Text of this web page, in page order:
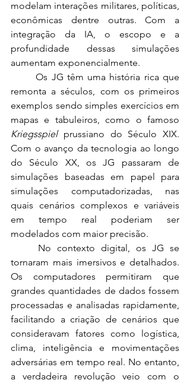
modelam interações militares, políticas,
econômicas dentre outras. Com a
integração da IA, o escopo e a
profundidade dessas simulações
aumentam exponencialmente.
	Os JG têm uma história rica que
remonta a séculos, com os primeiros
exemplos sendo simples exercícios em
Kriegsspiel prussiano do Século XIX.
Com o avanço da tecnologia ao longo
do Século XX, os JG passaram de
simulações baseadas em papel para
simulações computadorizadas, nas
quais cenários complexos e variáveis
em tempo real poderiam ser
modelados com maior precisão.
tornaram mais imersivos e detalhados.
Os computadores permitiram que
grandes quantidades de dados fossem
processadas e analisadas rapidamente,
facilitando a criação de cenários que
consideravam fatores como logística,
clima, inteligência e movimentações
adversárias em tempo real. No entanto,
a verdadeira revolução veio com o